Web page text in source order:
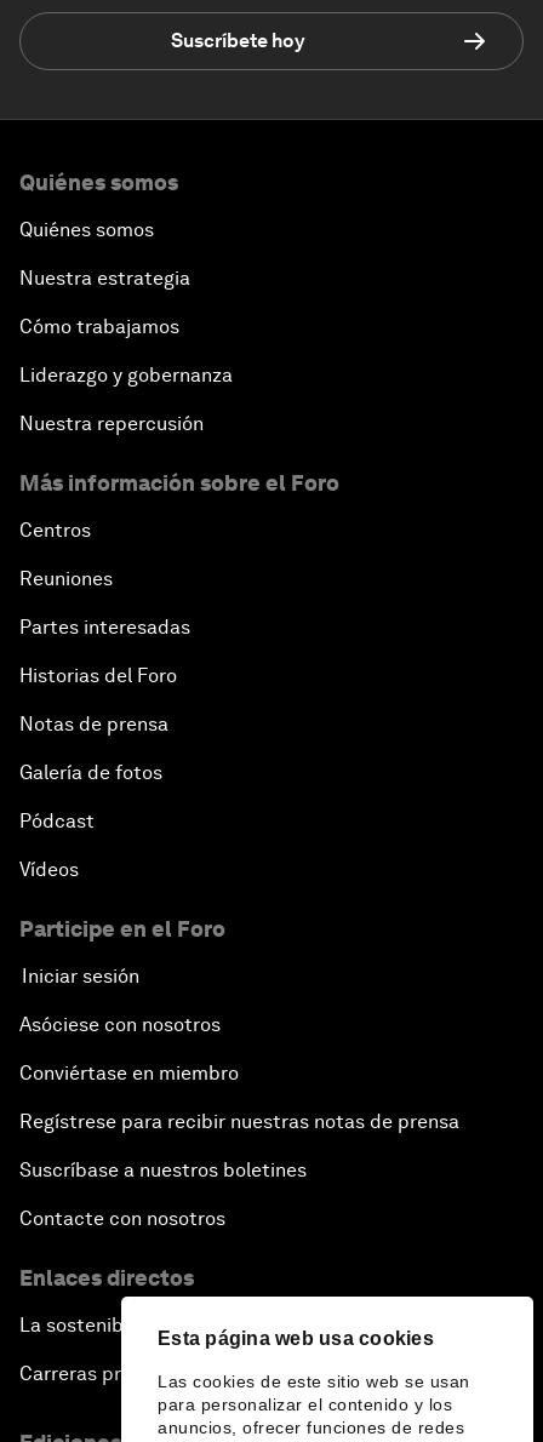
Esta página web usa cookies
Las cookies de este sitio web se usan
para personalizar el contenido y los
anuncios, ofrecer funciones de redes
Suscríbete hoy
Quiénes somos
Quiénes somos
Nuestra estrategia
Cómo trabajamos
Liderazgo y gobernanza
Nuestra repercusión
Más información sobre el Foro
Centros
Reuniones
Partes interesadas
Historias del Foro
Notas de prensa
Galería de fotos
Pódcast
Vídeos
Participe en el Foro
Iniciar sesión
Asóciese con nosotros
Conviértase en miembro
Regístrese para recibir nuestras notas de prensa
Suscríbase a nuestros boletines
Contacte con nosotros
Enlaces directos
La sostenibilidad en el Foro
Carreras profesionales